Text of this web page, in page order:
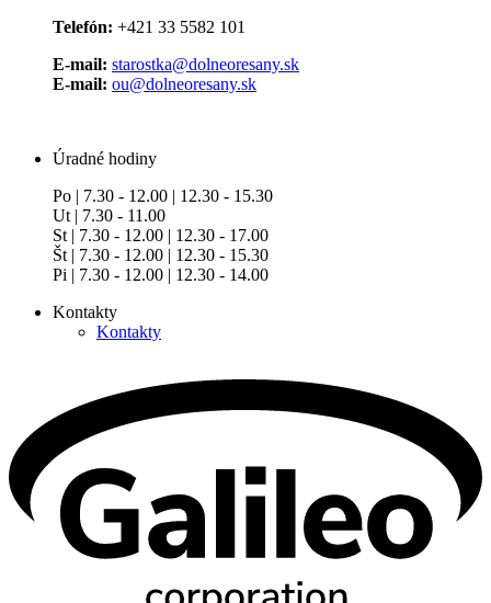
Telefón: +421 33 5582 101
E-mail: starostka@dolneoresany.sk
E-mail: ou@dolneoresany.sk
Úradné hodiny
Po | 7.30 - 12.00 | 12.30 - 15.30
Ut | 7.30 - 11.00
St | 7.30 - 12.00 | 12.30 - 17.00
Št | 7.30 - 12.00 | 12.30 - 15.30
Pi | 7.30 - 12.00 | 12.30 - 14.00
Kontakty
Kontakty